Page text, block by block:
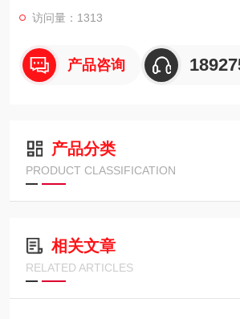
访问量：1313
产品咨询
产品分类
PRODUCT CLASSIFICATION
相关文章
RELATED ARTICLES